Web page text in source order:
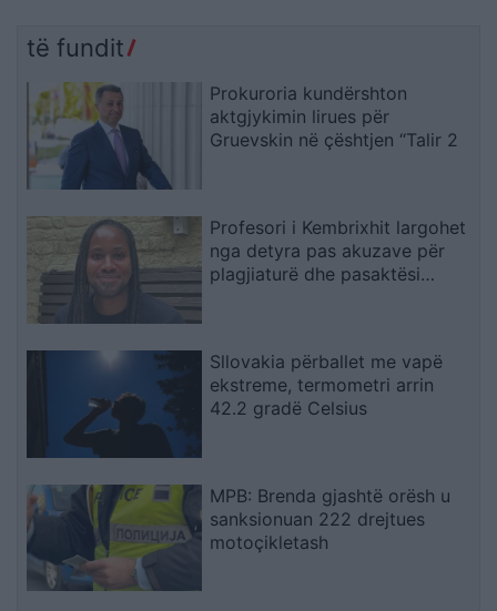
të fundit
Prokuroria kundërshton
aktgjykimin lirues për
Gruevskin në çështjen “Talir 2
Profesori i Kembrixhit largohet
nga detyra pas akuzave për
plagjiaturë dhe pasaktësi
Sllovakia përballet me vapë
ekstreme, termometri arrin
42.2 gradë Celsius
MPB: Brenda gjashtë orësh u
sanksionuan 222 drejtues
motoçikletash